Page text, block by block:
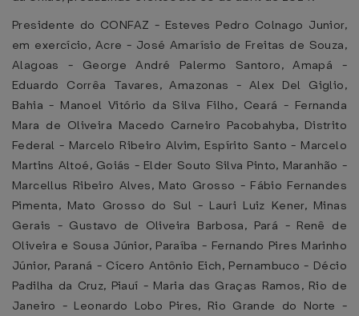
Presidente do CONFAZ - Esteves Pedro Colnago Junior,
em exercício, Acre - José Amarísio de Freitas de Souza,
Alagoas - George André Palermo Santoro, Amapá -
Eduardo Corrêa Tavares, Amazonas - Alex Del Giglio,
Bahia - Manoel Vitório da Silva Filho, Ceará - Fernanda
Mara de Oliveira Macedo Carneiro Pacobahyba, Distrito
Federal - Marcelo Ribeiro Alvim, Espírito Santo - Marcelo
Martins Altoé, Goiás - Elder Souto Silva Pinto, Maranhão -
Marcellus Ribeiro Alves, Mato Grosso - Fábio Fernandes
Pimenta, Mato Grosso do Sul - Lauri Luiz Kener, Minas
Gerais - Gustavo de Oliveira Barbosa, Pará - Renê de
Oliveira e Sousa Júnior, Paraíba - Fernando Pires Marinho
Júnior, Paraná - Cícero Antônio Eich, Pernambuco - Décio
Padilha da Cruz, Piauí - Maria das Graças Ramos, Rio de
Janeiro - Leonardo Lobo Pires, Rio Grande do Norte -